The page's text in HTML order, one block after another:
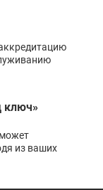
ключ»
из ваших